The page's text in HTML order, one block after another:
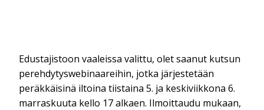
Edustajistoon vaaleissa valittu, olet saanut kutsun
perehdytyswebinaareihin, jotka järjestetään
peräkkäisinä iltoina tiistaina 5. ja keskiviikkona 6.
marraskuuta kello 17 alkaen. Ilmoittaudu mukaan,